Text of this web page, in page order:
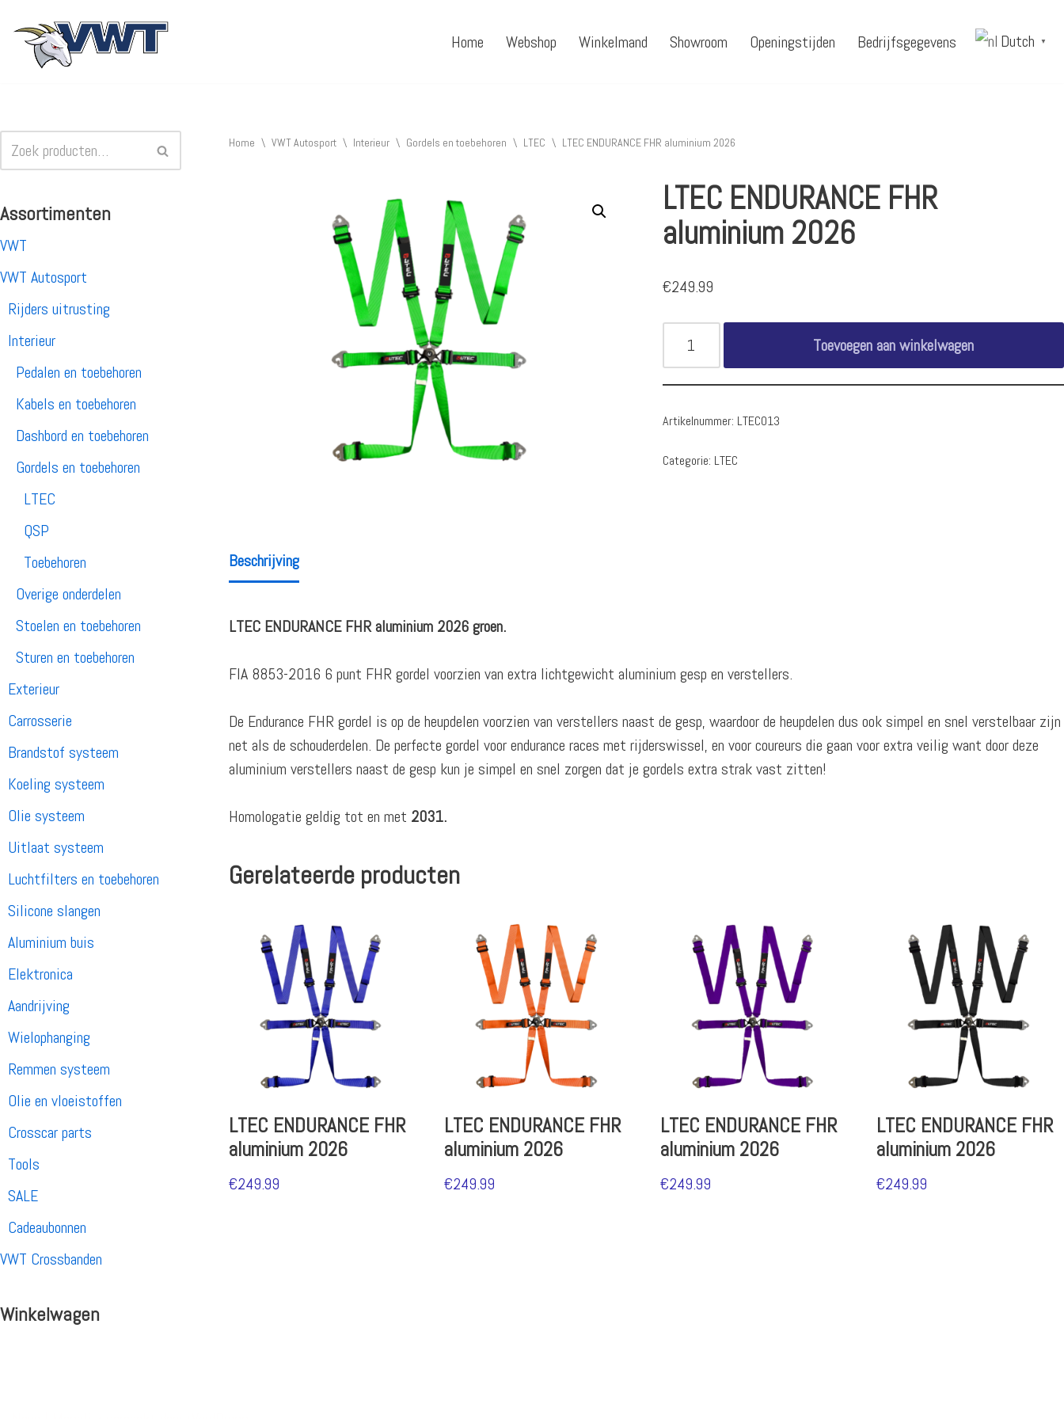
Ga
Home Webshop Winkelmand Showroom Openingstijden Bedrijfsgegevens Dutch ▼
Assortimenten
VWT
VWT Autosport
Rijders uitrusting
Interieur
Pedalen en toebehoren
Kabels en toebehoren
Dashbord en toebehoren
Gordels en toebehoren
LTEC
QSP
Toebehoren
Overige onderdelen
Stoelen en toebehoren
Sturen en toebehoren
Exterieur
Carrosserie
Brandstof systeem
Koeling systeem
Olie systeem
Uitlaat systeem
Luchtfilters en toebehoren
Silicone slangen
Aluminium buis
Elektronica
Aandrijving
Wielophanging
Remmen systeem
Olie en vloeistoffen
Crosscar parts
Tools
SALE
Cadeaubonnen
VWT Crossbanden
Winkelwagen
Home \ VWT Autosport \ Interieur \ Gordels en toebehoren \ LTEC \ LTEC ENDURANCE FHR aluminium 2026
LTEC ENDURANCE FHR
aluminium 2026
€249.99
Toevoegen aan winkelwagen
Artikelnummer: LTEC013
Categorie: LTEC
Beschrijving
LTEC ENDURANCE FHR aluminium 2026groen.
FIA 8853-2016 6 punt FHR gordel voorzien van extra lichtgewicht aluminium gesp en verstellers.
De Endurance FHR gordel is op de heupdelen voorzien van verstellers naast de gesp, waardoor de heupdelen dus ook simpel en snel verstelbaar zijn
net als de schouderdelen. De perfecte gordel voor endurance races met rijderswissel, en voor coureurs die gaan voor extra veilig want door deze
aluminium verstellers naast de gesp kun je simpel en snel zorgen dat je gordels extra strak vast zitten!
Homologatie geldig tot en met 2031.
Gerelateerde producten
LTEC ENDURANCE FHR
aluminium 2026
€249.99
LTEC ENDURANCE FHR
aluminium 2026
€249.99
LTEC ENDURANCE FHR
aluminium 2026
€249.99
LTEC ENDURANCE FHR
aluminium 2026
€249.99